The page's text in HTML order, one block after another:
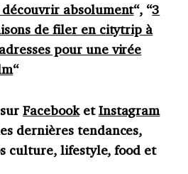
absolument“, “3
de filer en citytrip à
pour une virée
“
surFacebooketInstagram
dernières tendances,
culture, lifestyle, food et